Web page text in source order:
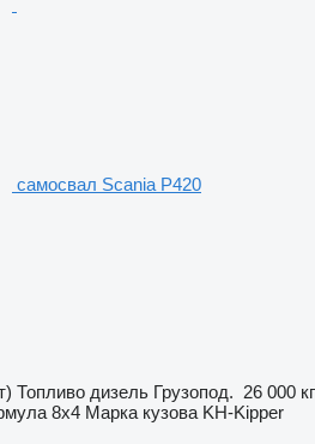
самосвал Scania P420
Топливо дизель Грузопод. 26 000 кг
8x4 Марка кузова KH-Kipper